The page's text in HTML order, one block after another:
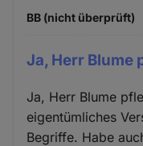
BB (nicht überprüft)
Ja, Herr Blume
Ja, Herr Blume
eigentümliches
Begriffe. Habe